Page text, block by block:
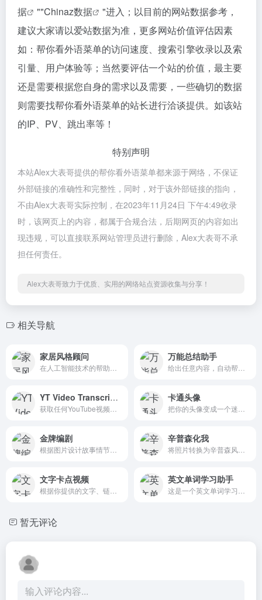
据
""Chinaz数据
"进入；以目前的网站数据参考，
建议大家请以爱站数据为准，更多网站价值评估因素
如：帮你看外语菜单的访问速度、搜索引擎收录以及索
引量、用户体验等；当然要评估一个站的价值，最主要
还是需要根据您自身的需求以及需要，一些确切的数据
则需要找帮你看外语菜单的站长进行洽谈提供。如该站
的IP、PV、跳出率等！
特别声明
本站Alex大表哥提供的帮你看外语菜单都来源于网络，不保证
外部链接的准确性和完整性，同时，对于该外部链接的指向，
不由Alex大表哥实际控制，在2023年11月24日 下午4:49收录
时，该网页上的内容，都属于合规合法，后期网页的内容如出
现违规，可以直接联系网站管理员进行删除，Alex大表哥不承
担任何责任。
Alex大表哥致力于优质、实用的网络站点资源收集与分享！
相关导航
家居风格顾问 万能总结助手
YT Video Transcripts 卡通头像
金牌编剧 辛普森化我
文字卡点视频 英文单词学习助手
暂无评论